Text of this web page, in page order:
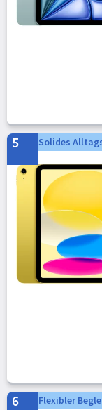
5 Solides
6 Flexibler